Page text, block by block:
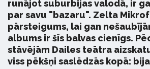
runājot suburbijas valodā, ir
par savu "bazaru". Zelta
pārsteigums, lai gan
albums ir šīs balvas cienīgs.
stāvējām Dailes teātra
viss pēkšņi saslēdzās kopā: